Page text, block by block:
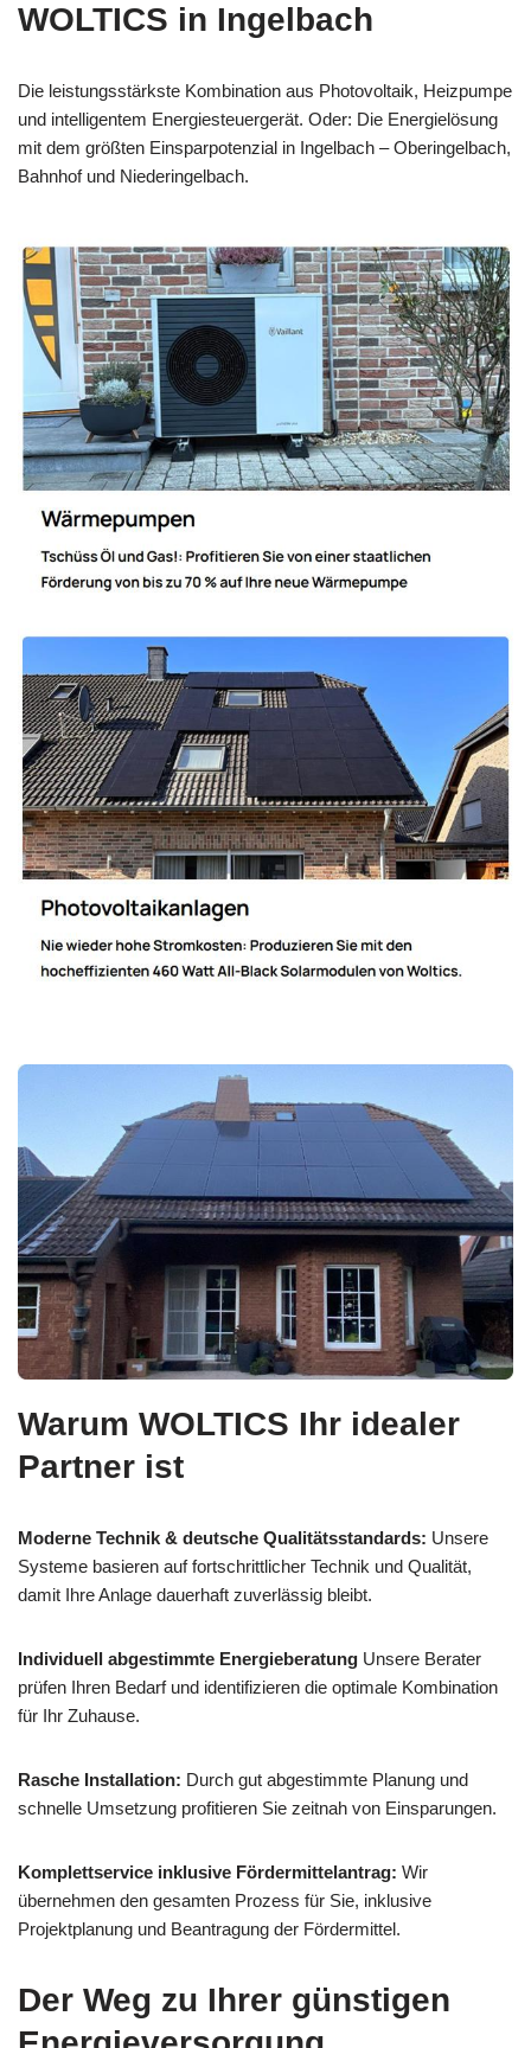
WOLTICS in Ingelbach
Die leistungsstärkste Kombination aus Photovoltaik, Heizpumpe
und intelligentem Energiesteuergerät. Oder: Die Energielösung
mit dem größten Einsparpotenzial in Ingelbach – Oberingelbach,
Bahnhof und Niederingelbach.
Warum WOLTICS Ihr idealer
Partner ist
Moderne Technik & deutsche Qualitätsstandards: Unsere
Systeme basieren auf fortschrittlicher Technik und Qualität,
damit Ihre Anlage dauerhaft zuverlässig bleibt.
Individuell abgestimmte Energieberatung Unsere Berater
prüfen Ihren Bedarf und identifizieren die optimale Kombination
für Ihr Zuhause.
Rasche Installation: Durch gut abgestimmte Planung und
schnelle Umsetzung profitieren Sie zeitnah von Einsparungen.
Komplettservice inklusive Fördermittelantrag: Wir
übernehmen den gesamten Prozess für Sie, inklusive
Projektplanung und Beantragung der Fördermittel.
Der Weg zu Ihrer günstigen